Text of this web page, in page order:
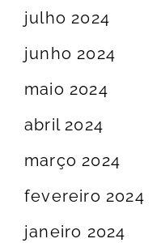
julho 2024
junho 2024
maio 2024
abril 2024
março 2024
fevereiro 2024
janeiro 2024